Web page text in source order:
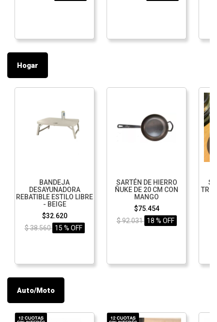
Hogar
BANDEJA
DESAYUNADORA
REBATIBLE ESTILO LIBRE
- BEIGE
$32.620
$ 38.560 15 % OFF
SARTÉN DE HIERRO
ÑUKE DE 20 CM CON
MANGO
$75.454
$ 92.031 18 % OFF
Auto/Moto